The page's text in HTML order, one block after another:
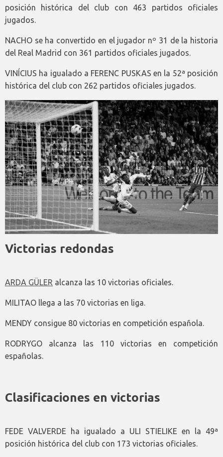
posición histórica del club con 463 partidos oficiales
jugados.
NACHO se ha convertido en el jugador nº 31 de la historia
del Real Madrid con 361 partidos oficiales jugados.
VINÍCIUS ha igualado a FERENC PUSKAS en la 52ª posición
histórica del club con 262 partidos oficiales jugados.
Victorias redondas
ARDA GÜLER alcanza las 10 victorias oficiales.
MILITAO llega a las 70 victorias en liga.
MENDY consigue 80 victorias en competición española.
RODRYGO alcanza las 110 victorias en competición
españolas.
Clasificaciones en victorias
FEDE VALVERDE ha igualado a ULI STIELIKE en la 49ª
posición histórica del club con 173 victorias oficiales.